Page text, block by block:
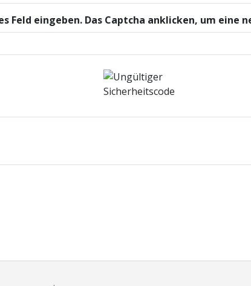
Feld eingeben. Das Captcha anklicken, um eine